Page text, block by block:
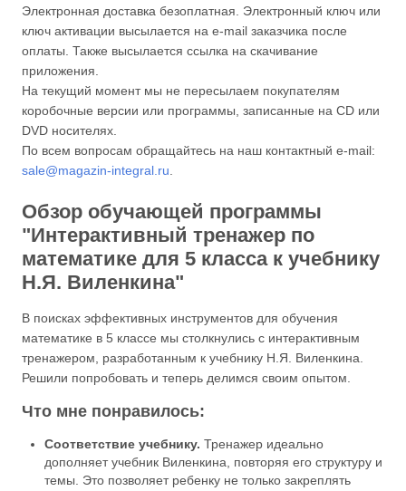
Электронная доставка безоплатная. Электронный ключ или
ключ активации высылается на e-mail заказчика после
оплаты. Также высылается ссылка на скачивание
приложения.
На текущий момент мы не пересылаем покупателям
коробочные версии или программы, записанные на CD или
DVD носителях.
По всем вопросам обращайтесь на наш контактный e-mail:
sale@magazin-integral.ru
Обзор обучающей программы
"Интерактивный тренажер по
математике для 5 класса к учебнику
Н.Я. Виленкина"
В поисках эффективных инструментов для обучения
математике в 5 классе мы столкнулись с интерактивным
тренажером, разработанным к учебнику Н.Я. Виленкина.
Решили попробовать и теперь делимся своим опытом.
Что мне понравилось:
Соответствие учебнику. Тренажер идеально
дополняет учебник Виленкина, повторяя его структуру и
темы. Это позволяет ребенку не только закреплять